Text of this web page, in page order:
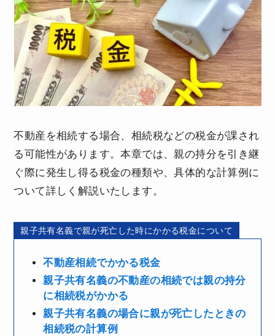
不動産を相続する場合、相続税などの税金が課され
る可能性があります。本章では、親の持分を引き継
ぐ際に発生し得る税金の種類や、具体的な計算例に
ついて詳しく解説いたします。
親子共有名義で親が死亡した時にかかる税金について
不動産相続でかかる税金
親子共有名義の不動産の相続では親の持分
に相続税がかかる
親子共有名義の場合に親が死亡したときの
相続税の計算例